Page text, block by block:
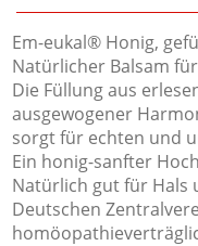
Em-eukal® Honig,
Natürlicher Balsam
Die Füllung aus
ausgewogener
sorgt für echten und
Ein honig-sanfter
Natürlich gut für Hals
Deutschen